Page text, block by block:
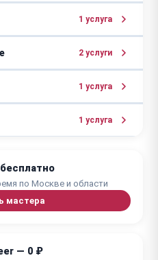
от 1100 ₽
1 услуга
от 1800 ₽
2 услуги
от 2500 ₽
от 1700 ₽
1 услуга
от 1600 ₽
1 услуга
по Москве и области
мастера
— 0 ₽